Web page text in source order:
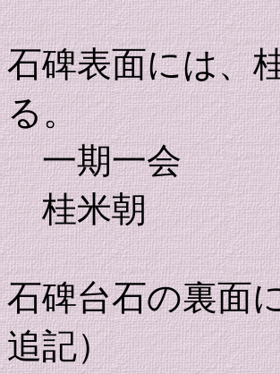
石碑表面には、
る。
一期一会
桂米朝
石碑台石の裏面
追記）